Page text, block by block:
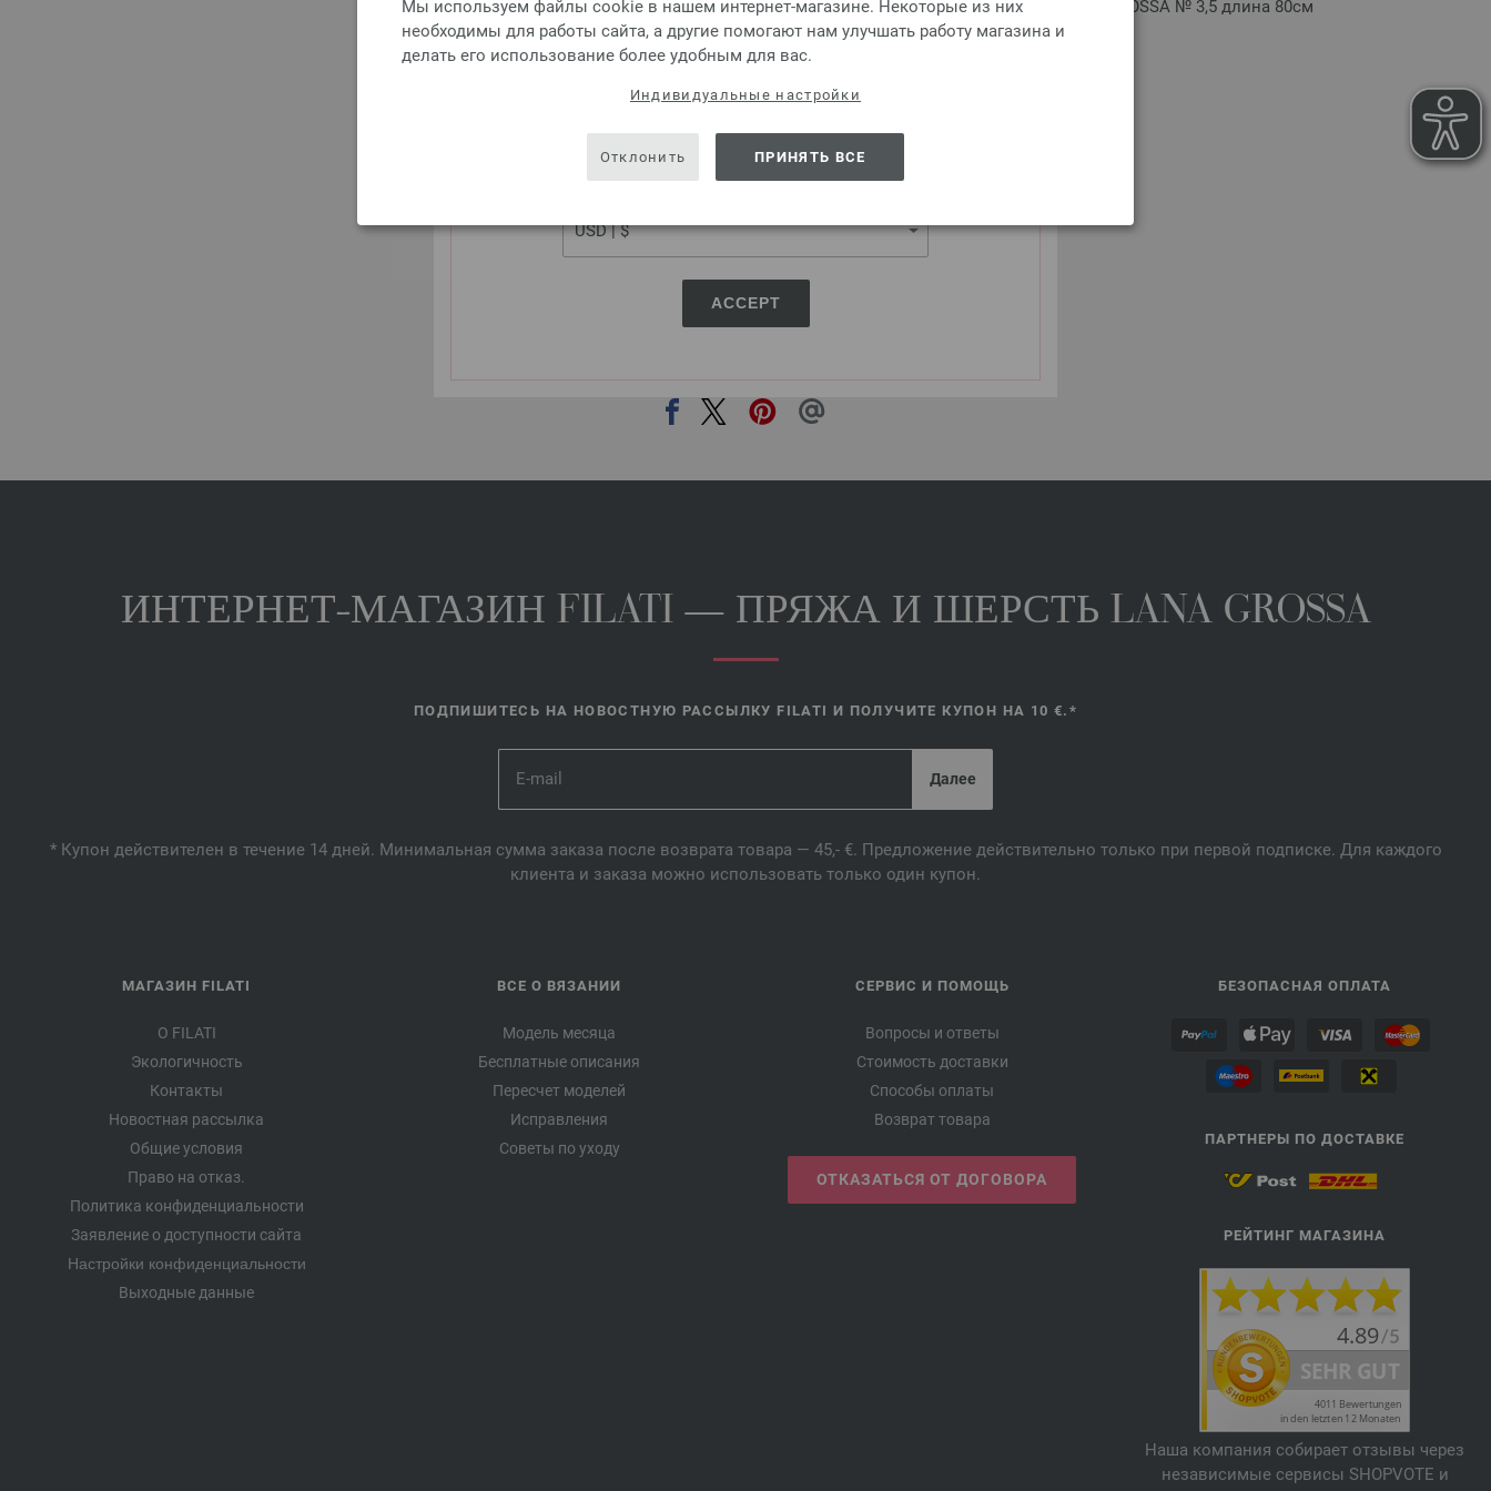
SHIPPING TO
USA - The United States of America
ACCEPT
Мы используем файлы cookie в нашем интернет-магазине. Некоторые из них
необходимы для работы сайта, а другие помогают нам улучшать работу магазина и
делать его использование более удобным для вас.
Индивидуальные настройки
Отклонить ПРИНЯТЬ ВСЕ
Круговые спицы алюминий Rainbow LANA GROSSA № 3,5 длина 80см
ИНТЕРНЕТ-МАГАЗИН FILATI — ПРЯЖА И ШЕРСТЬ LANA GROSSA
ПОДПИШИТЕСЬ НА НОВОСТНУЮ РАССЫЛКУ FILATI И ПОЛУЧИТЕ КУПОН НА 10 €.*
* Купон действителен в течение 14 дней. Минимальная сумма заказа после возврата товара — 45,- €. Предложение действительно только при первой подписке. Для каждого
клиента и заказа можно использовать только один купон.
МАГАЗИН FILATI
О FILATI
Экологичность
Контакты
Новостная рассылка
Общие условия
Право на отказ.
Политика конфиденциальности
Заявление о доступности сайта
Настройки конфиденциальности
Выходные данные
ВСЕ О ВЯЗАНИИ
Модель месяца
Бесплатные описания
Пересчет моделей
Исправления
Советы по уходу
СЕРВИС И ПОМОЩЬ
Вопросы и ответы
Стоимость доставки
Способы оплаты
Возврат товара
ОТКАЗАТЬСЯ ОТ ДОГОВОРА
БЕЗОПАСНАЯ ОПЛАТА
ПАРТНЕРЫ ПО ДОСТАВКЕ
РЕЙТИНГ МАГАЗИНА
Наша компания собирает отзывы через
независимые сервисы SHOPVOTE и